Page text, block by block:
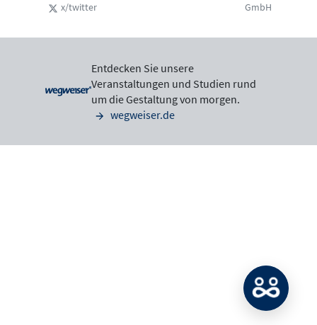
x/twitter
GmbH
Entdecken Sie unsere
Veranstaltungen und Studien rund
um die Gestaltung von morgen.
wegweiser.de